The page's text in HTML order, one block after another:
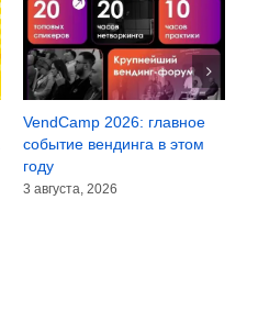
VendCamp 2026: главное
событие вендинга в этом
году
3 августа, 2026